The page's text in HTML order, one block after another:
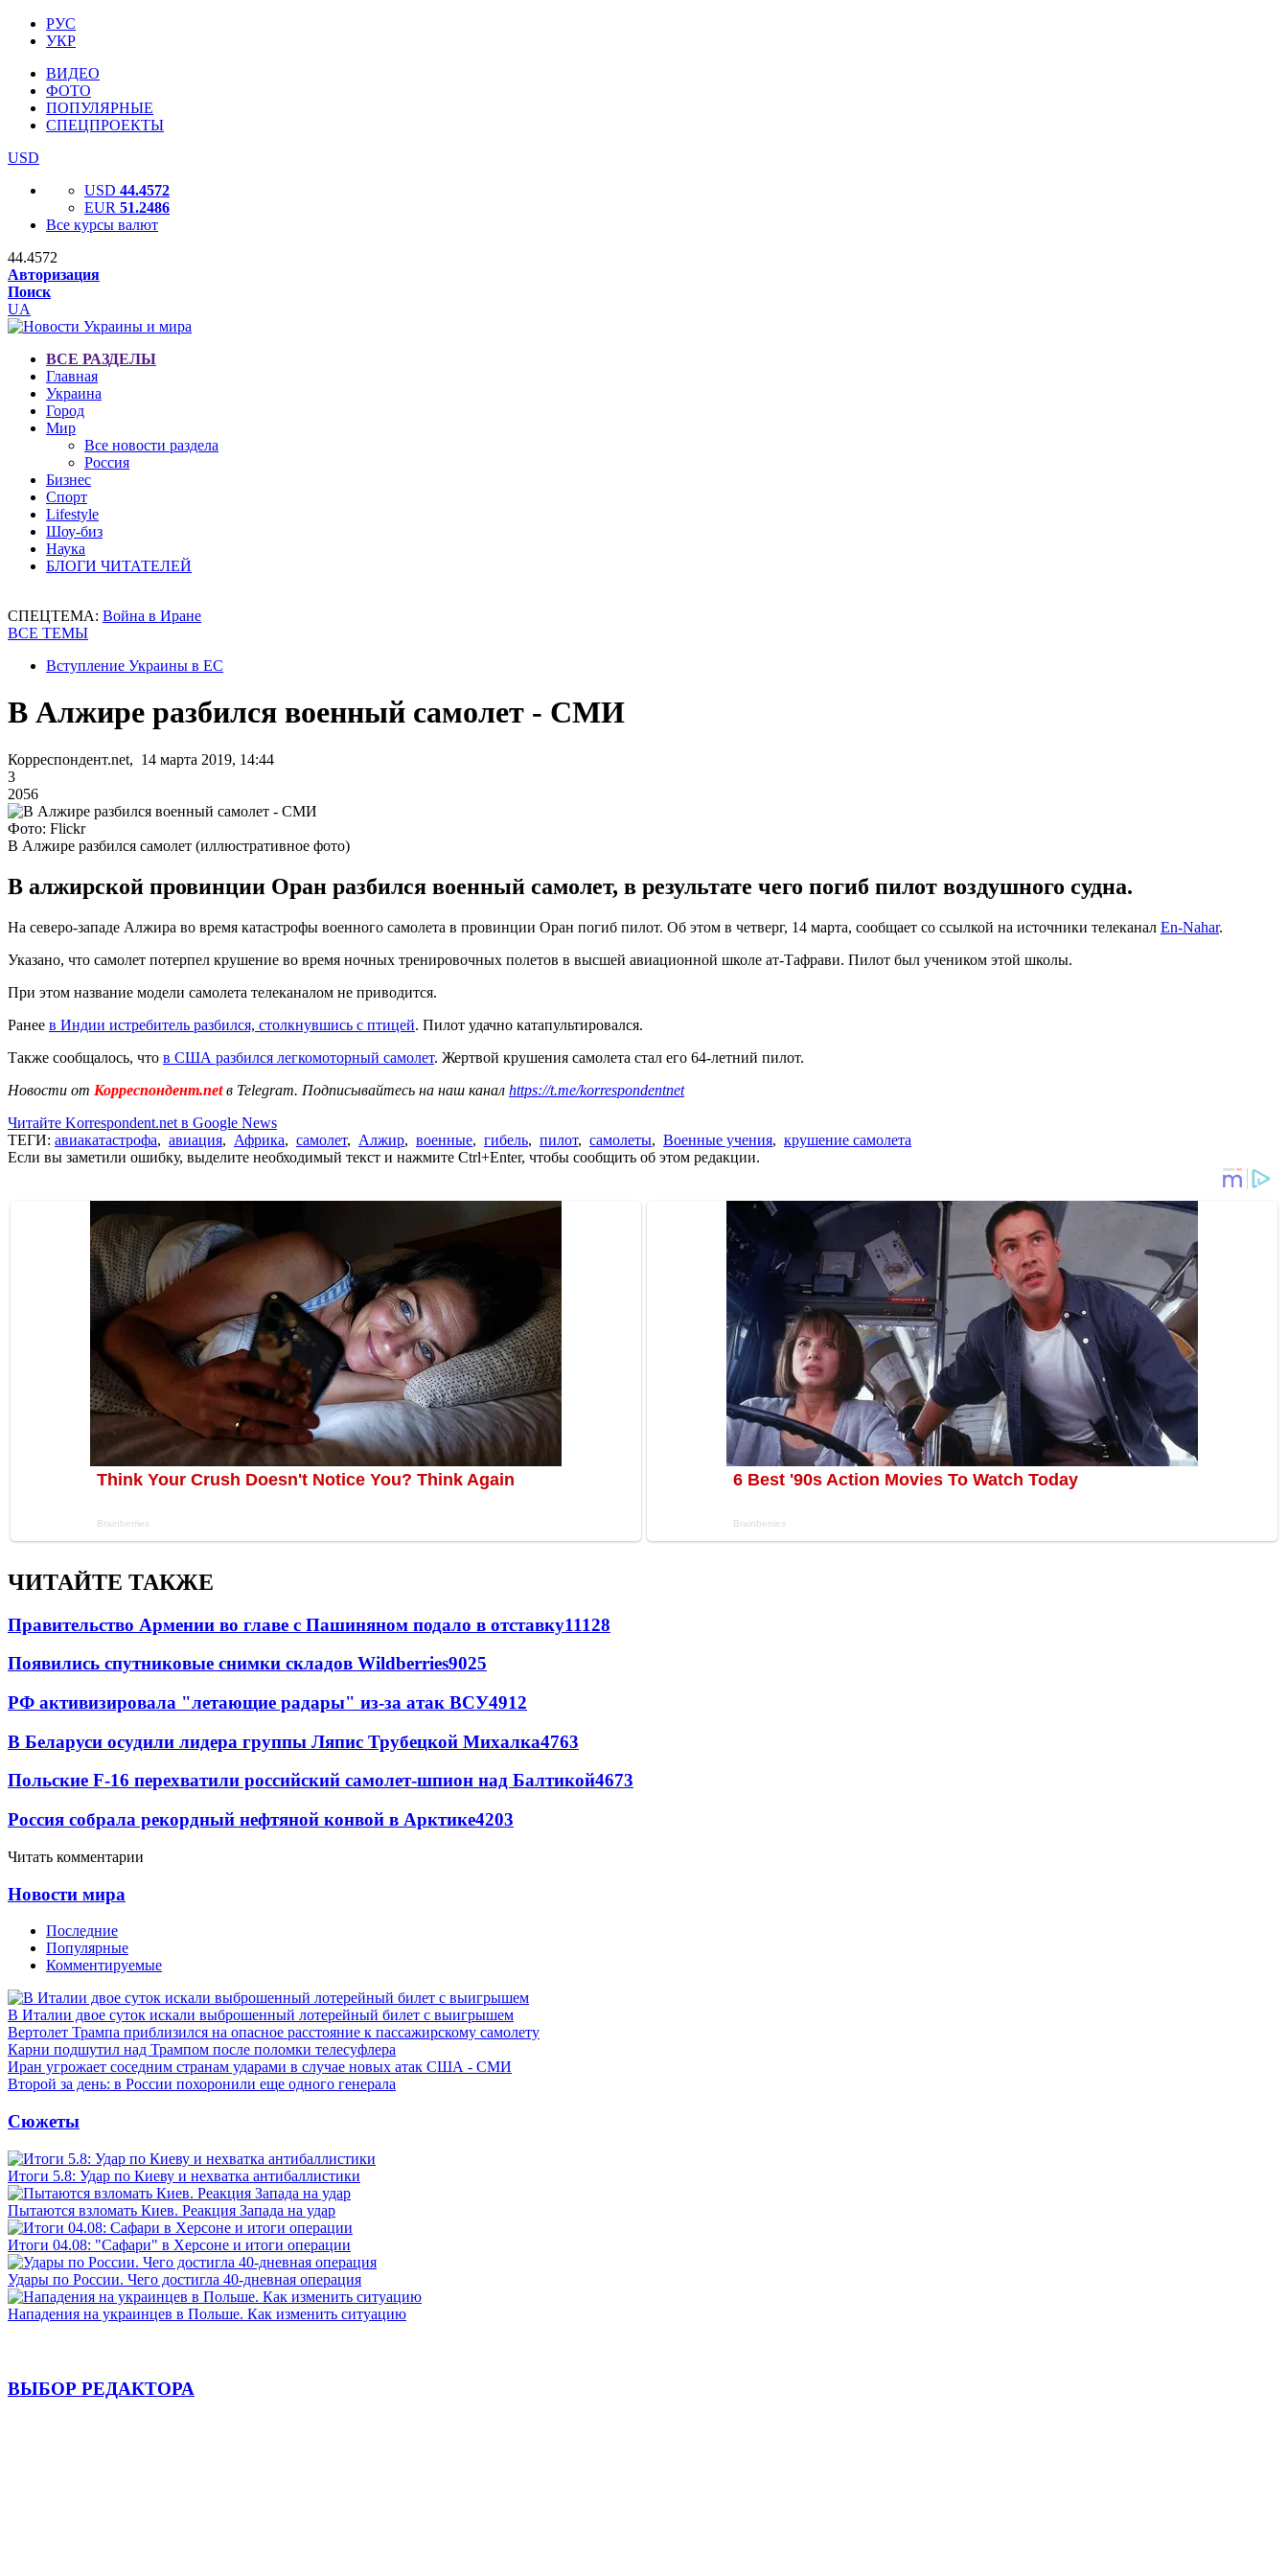
РУС
УКР
ВИДЕО
ФОТО
ПОПУЛЯРНЫЕ
СПЕЦПРОЕКТЫ
USD
USD 44.4572
EUR 51.2486
Все курсы валют
44.4572
Авторизация
Поиск
UA
ВСЕ РАЗДЕЛЫ
Главная
Украина
Город
Мир
Все новости раздела
Россия
Бизнес
Спорт
Lifestyle
Шоу-биз
Наука
БЛОГИ ЧИТАТЕЛЕЙ
СПЕЦТЕМА: Война в Иране
ВСЕ ТЕМЫ
Вступление Украины в ЕС
В Алжире разбился военный самолет - СМИ
Корреспондент.net, 14 марта 2019, 14:44
3
2056
Фото: Flickr
В Алжире разбился самолет (иллюстративное фото)
В алжирской провинции Оран разбился военный самолет, в результате чего погиб пилот воздушного судна.
На северо-западе Алжира во время катастрофы военного самолета в провинции Оран погиб пилот. Об этом в четверг, 14 марта, сообщает со ссылкой на источники телеканал En-Nahar.
Указано, что самолет потерпел крушение во время ночных тренировочных полетов в высшей авиационной школе ат-Тафрави. Пилот был учеником этой школы.
При этом название модели самолета телеканалом не приводится.
Ранее в Индии истребитель разбился, столкнувшись с птицей. Пилот удачно катапультировался.
Также сообщалось, что в США разбился легкомоторный самолет. Жертвой крушения самолета стал его 64-летний пилот.
Новости от Корреспондент.netв Telegram. Подписывайтесь на наш канал https://t.me/korrespondentnet
Читайте Korrespondent.net в Google News
ТЕГИ: авиакатастрофа, авиация, Африка, самолет, Алжир, военные, гибель, пилот, самолеты, Военные учения, крушение самолета
Если вы заметили ошибку, выделите необходимый текст и нажмите Ctrl+Enter, чтобы сообщить об этом редакции.
ЧИТАЙТЕ ТАКЖЕ
Правительство Армении во главе с Пашиняном подало в отставку11128
Появились спутниковые снимки складов Wildberries9025
РФ активизировала "летающие радары" из-за атак ВСУ4912
В Беларуси осудили лидера группы Ляпис Трубецкой Михалка4763
Польские F-16 перехватили российский самолет-шпион над Балтикой4673
Россия собрала рекордный нефтяной конвой в Арктике4203
Читать комментарии
Новости мира
Последние
Популярные
Комментируемые
В Италии двое суток искали выброшенный лотерейный билет с выигрышем
Вертолет Трампа приблизился на опасное расстояние к пассажирскому самолету
Карни подшутил над Трампом после поломки телесуфлера
Иран угрожает соседним странам ударами в случае новых атак США - СМИ
Второй за день: в России похоронили еще одного генерала
Сюжеты
Итоги 5.8: Удар по Киеву и нехватка антибаллистики
Пытаются взломать Киев. Реакция Запада на удар
Итоги 04.08: "Сафари" в Херсоне и итоги операции
Удары по России. Чего достигла 40-дневная операция
Нападения на украинцев в Польше. Как изменить ситуацию
ВЫБОР РЕДАКТОРА